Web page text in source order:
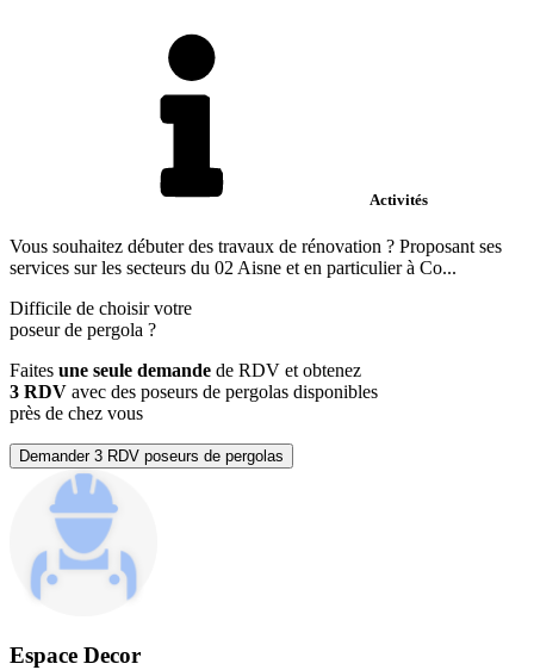
Activités
Vous souhaitez débuter des travaux de rénovation ? Proposant ses
services sur les secteurs du 02 Aisne et en particulier à Co...
Difficile de choisir votre
poseur de pergola ?
Faites une seule demande de RDV et obtenez
3 RDV avec des poseurs de pergolas disponibles
près de chez vous
Demander 3 RDV poseurs de pergolas
Espace Decor